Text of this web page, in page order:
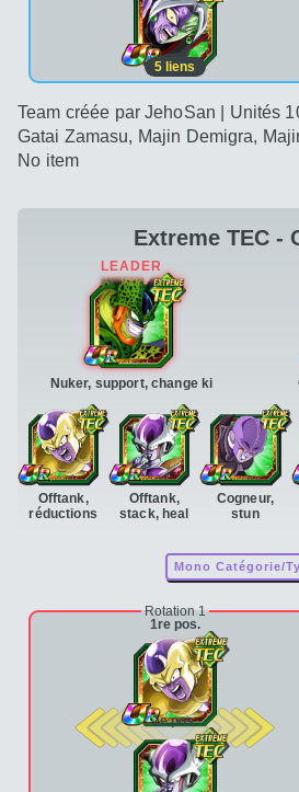
5 liens
Team créée par JehoSan | Unités
Gatai Zamasu, Majin Demigra,
No item
Extreme TEC -
Nuker, support, change ki
Offtank,
réductions
Offtank,
stack, heal
Cogneur,
stun
Mono Catégorie/
Rotation 1
1re pos.
2e pos.